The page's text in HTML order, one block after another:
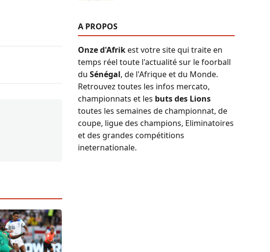
A PROPOS
Onze d'Afrikest votre site qui traite en
temps réel toute l'actualité sur le foorball
du Sénégal, de l'Afrique et du Monde.
Retrouvez toutes les infos mercato,
championnats et les buts des Lions
toutes les semaines de championnat, de
coupe, ligue des champions, Eliminatoires
et des grandes compétitions
ineternationale.